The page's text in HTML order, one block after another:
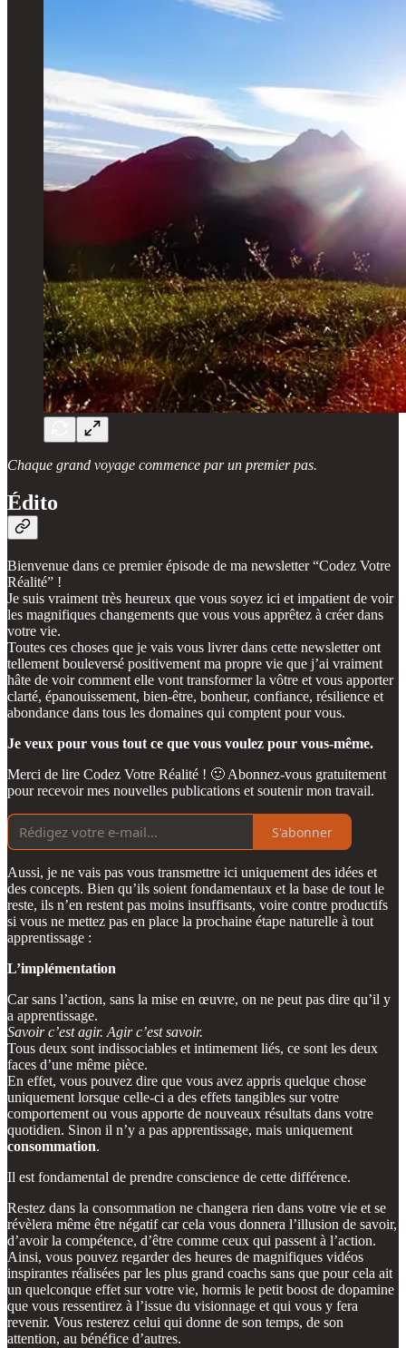
Chaque grand voyage commence par un premier pas.
Édito
Bienvenue dans ce premier épisode de ma newsletter “Codez Votre
Réalité” !
Je suis vraiment très heureux que vous soyez ici et impatient de voir
les magnifiques changements que vous vous apprêtez à créer dans
votre vie.
Toutes ces choses que je vais vous livrer dans cette newsletter ont
tellement bouleversé positivement ma propre vie que j’ai vraiment
hâte de voir comment elle vont transformer la vôtre et vous apporter
clarté, épanouissement, bien-être, bonheur, confiance, résilience et
abondance dans tous les domaines qui comptent pour vous.
Je veux pour vous tout ce que vous voulez pour vous-même.
Merci de lire Codez Votre Réalité ! 🙂 Abonnez-vous gratuitement
pour recevoir mes nouvelles publications et soutenir mon travail.
S'abonner
Aussi, je ne vais pas vous transmettre ici uniquement des idées et
des concepts. Bien qu’ils soient fondamentaux et la base de tout le
reste, ils n’en restent pas moins insuffisants, voire contre productifs
si vous ne mettez pas en place la prochaine étape naturelle à tout
apprentissage :
L’implémentation
Car sans l’action, sans la mise en œuvre, on ne peut pas dire qu’il y
a apprentissage.
Savoir c’est agir. Agir c’est savoir.
Tous deux sont indissociables et intimement liés, ce sont les deux
faces d’une même pièce.
En effet, vous pouvez dire que vous avez appris quelque chose
uniquement lorsque celle-ci a des effets tangibles sur votre
comportement ou vous apporte de nouveaux résultats dans votre
quotidien. Sinon il n’y a pas apprentissage, mais uniquement
consommation.
Il est fondamental de prendre conscience de cette différence.
Restez dans la consommation ne changera rien dans votre vie et se
révèlera même être négatif car cela vous donnera l’illusion de savoir,
d’avoir la compétence, d’être comme ceux qui passent à l’action.
Ainsi, vous pouvez regarder des heures de magnifiques vidéos
inspirantes réalisées par les plus grand coachs sans que pour cela ait
un quelconque effet sur votre vie, hormis le petit boost de dopamine
que vous ressentirez à l’issue du visionnage et qui vous y fera
revenir. Vous resterez celui qui donne de son temps, de son
attention, au bénéfice d’autres.